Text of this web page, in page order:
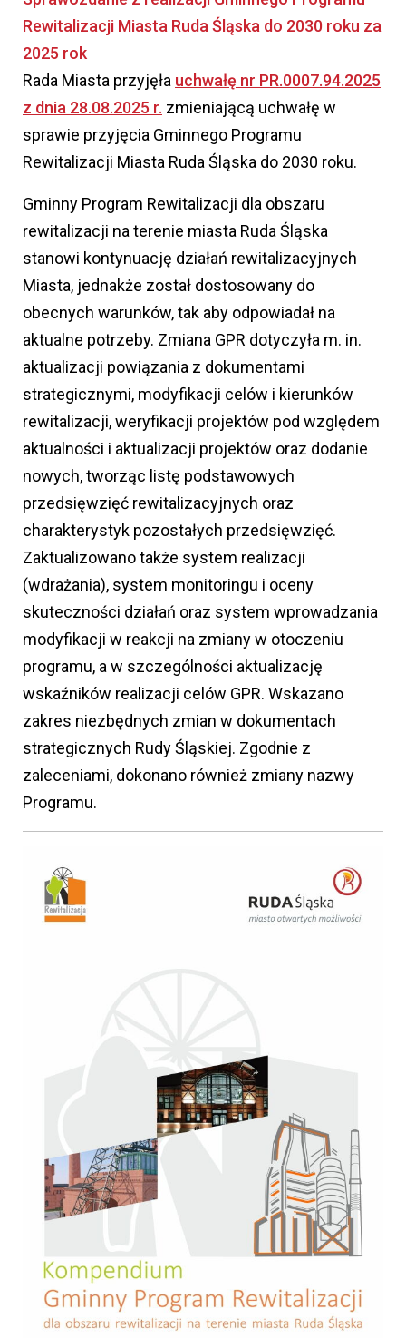
Rewitalizacji Miasta Ruda Śląska do 2030 roku za
2025 rok
Rada Miasta przyjęła uchwałę nr PR.0007.94.2025
z dnia 28.08.2025 r. zmieniającą uchwałę w
sprawie przyjęcia Gminnego Programu
Rewitalizacji Miasta Ruda Śląska do 2030 roku.
Gminny Program Rewitalizacji dla obszaru
rewitalizacji na terenie miasta Ruda Śląska
stanowi kontynuację działań rewitalizacyjnych
Miasta, jednakże został dostosowany do
obecnych warunków, tak aby odpowiadał na
aktualne potrzeby. Zmiana GPR dotyczyła m. in.
aktualizacji powiązania z dokumentami
strategicznymi, modyfikacji celów i kierunków
rewitalizacji, weryfikacji projektów pod względem
aktualności i aktualizacji projektów oraz dodanie
nowych, tworząc listę podstawowych
przedsięwzięć rewitalizacyjnych oraz
charakterystyk pozostałych przedsięwzięć.
Zaktualizowano także system realizacji
(wdrażania), system monitoringu i oceny
skuteczności działań oraz system wprowadzania
modyfikacji w reakcji na zmiany w otoczeniu
programu, a w szczególności aktualizację
wskaźników realizacji celów GPR. Wskazano
zakres niezbędnych zmian w dokumentach
strategicznych Rudy Śląskiej. Zgodnie z
zaleceniami, dokonano również zmiany nazwy
Programu.